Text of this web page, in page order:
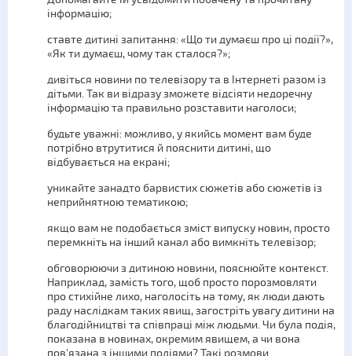
інформацію;
ставте дитині запитання: «Що ти думаєш про ці події?»,
«Як ти думаєш, чому так сталося?»;
дивіться новини по телевізору та в Інтернеті разом із
дітьми. Так ви відразу зможете відсіяти недоречну
інформацію та правильно розставити наголоси;
будьте уважні: можливо, у якийсь момент вам буде
потрібно втрутитися й пояснити дитині, що
відбувається на екрані;
уникайте занадто барвистих сюжетів або сюжетів із
неприйнятною тематикою;
якщо вам не подобається зміст випуску новин, просто
перемкніть на інший канал або вимкніть телевізор;
обговорюючи з дитиною новини, пояснюйте контекст.
Наприклад, замість того, щоб просто порозмовляти
про стихійне лихо, наголосіть на тому, як люди дають
раду наслідкам таких явищ, загостріть увагу дитини на
благодійництві та співпраці між людьми. Чи була подія,
показана в новинах, окремим явищем, а чи вона